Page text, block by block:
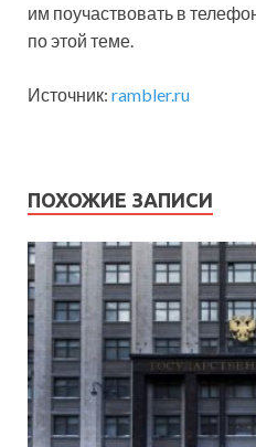
им поучаствовать в
по этой теме.
Источник: rambler.ru
ПОХОЖИЕ ЗАПИСИ